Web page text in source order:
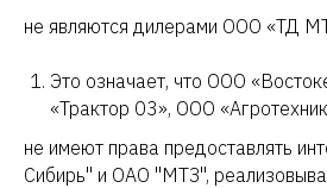
не являются дилерами ООО «ТД
Это означает, что ООО
«Трактор 03», ООО
не имеют права предоставлять
Сибирь" и ОАО "МТЗ",